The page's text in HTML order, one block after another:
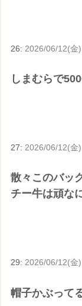
26: 2026/06/12(金
しまむらで
27: 2026/06/12(金
散々このバッ
チー牛は頑な
29:2026/06/12(金
帽子かぶって